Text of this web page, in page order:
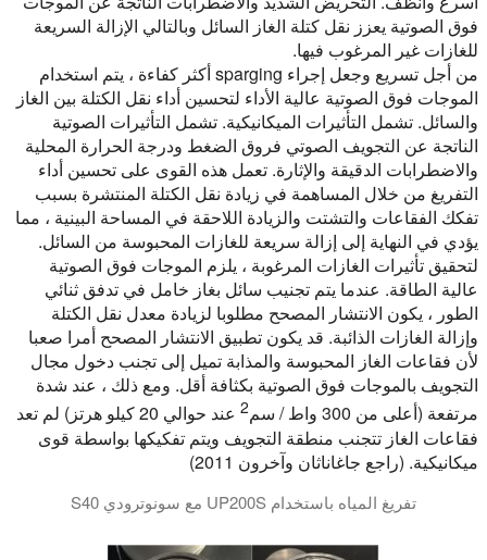
فوق الصوتية يعزز نقل كتلة الغاز السائل وبالتالي الإزالة السريعة
للغازات غير المرغوب فيها.
من أجل تسريع وجعل إجراء sparging أكثر كفاءة ، يتم استخدام
الموجات فوق الصوتية عالية الأداء لتحسين أداء نقل الكتلة بين الغاز
والسائل. تشمل التأثيرات الميكانيكية. تشمل التأثيرات الصوتية
الناتجة عن التجويف الصوتي فروق الضغط ودرجة الحرارة المحلية
والاضطرابات الدقيقة والإثارة. تعمل هذه القوى على تحسين أداء
التفريغ من خلال المساهمة في زيادة نقل الكتلة المنتشرة بسبب
تفكك الفقاعات والتشتت والزيادة اللاحقة في المساحة البينية ، مما
يؤدي في النهاية إلى إزالة سريعة للغازات المحبوسة من السائل.
لتحقيق تأثيرات الغازات المرغوبة ، يلزم الموجات فوق الصوتية
عالية الطاقة. عندما يتم تجنيب سائل بغاز خامل في تدفق ثنائي
الطور ، يكون الانتشار المصحح مطلوبا لزيادة معدل نقل الكتلة
وإزالة الغازات الذائبة. قد يكون تطبيق الانتشار المصحح أمرا صعبا
لأن فقاعات الغاز المحبوسة والمذابة تميل إلى تجنب دخول مجال
التجويف بالموجات فوق الصوتية بكثافة أقل. ومع ذلك ، عند شدة
مرتفعة (أعلى من 300 واط / سم
2
عند حوالي 20 كيلو هرتز) لم تعد
فقاعات الغاز تتجنب منطقة التجويف ويتم تفكيكها بواسطة قوى
ميكانيكية. (راجع جاغاناثان وآخرون 2011)
تفريغ المياه باستخدام UP200S مع سونوترودي S40